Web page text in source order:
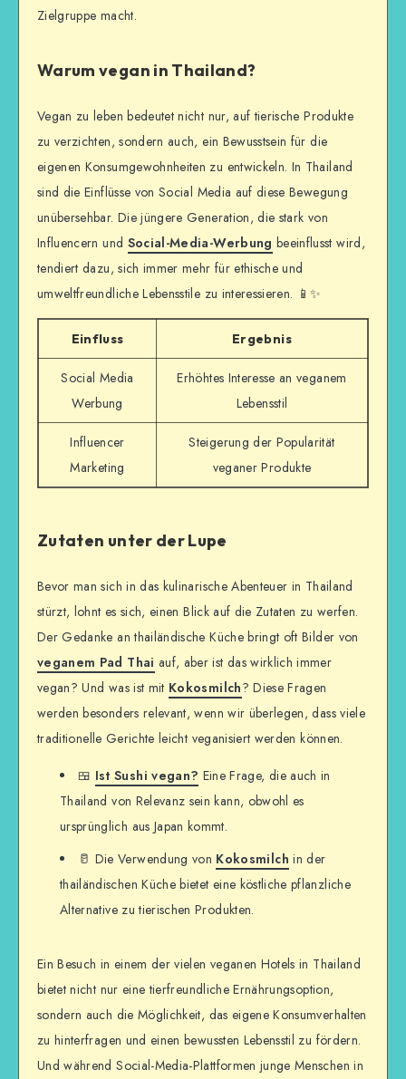
Zielgruppe macht.
Warum vegan in Thailand?
Vegan zu leben bedeutet nicht nur, auf tierische Produkte
zu verzichten, sondern auch, ein Bewusstsein für die
eigenen Konsumgewohnheiten zu entwickeln. In Thailand
sind die Einflüsse von Social Media auf diese Bewegung
unübersehbar. Die jüngere Generation, die stark von
Influencern und Social-Media-Werbung beeinflusst wird,
tendiert dazu, sich immer mehr für ethische und
umweltfreundliche Lebensstile zu interessieren. 📱✨
Einfluss Ergebnis
Social Media
Werbung
Erhöhtes Interesse an veganem
Lebensstil
Influencer
Marketing
Steigerung der Popularität
veganer Produkte
Zutaten unter der Lupe
Bevor man sich in das kulinarische Abenteuer in Thailand
stürzt, lohnt es sich, einen Blick auf die Zutaten zu werfen.
Der Gedanke an thailändische Küche bringt oft Bilder von
veganem Pad Thai auf, aber ist das wirklich immer
vegan? Und was ist mit Kokosmilch? Diese Fragen
werden besonders relevant, wenn wir überlegen, dass viele
traditionelle Gerichte leicht veganisiert werden können.
🍱 Ist Sushi vegan? Eine Frage, die auch in
Thailand von Relevanz sein kann, obwohl es
ursprünglich aus Japan kommt.
🥛 Die Verwendung von Kokosmilch in der
thailändischen Küche bietet eine köstliche pflanzliche
Alternative zu tierischen Produkten.
Ein Besuch in einem der vielen veganen Hotels in Thailand
bietet nicht nur eine tierfreundliche Ernährungsoption,
sondern auch die Möglichkeit, das eigene Konsumverhalten
zu hinterfragen und einen bewussten Lebensstil zu fördern.
Und während Social-Media-Plattformen junge Menschen in